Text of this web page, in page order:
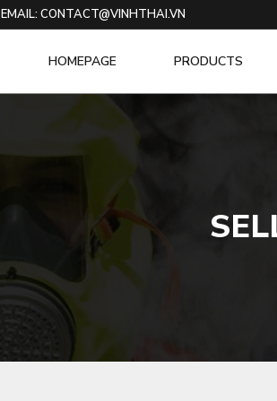
EMAIL: CONTACT@VINHTHAI.VN
HOMEPAGE PRODUCTS